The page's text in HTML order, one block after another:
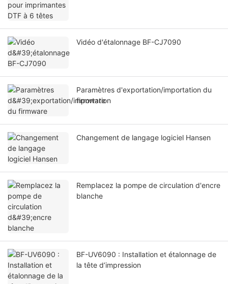
Vidéo d'étalonnage BF-CJ7090
Paramètres d'exportation/importation du
firmware
Changement de langage logiciel Hansen
Remplacez la pompe de circulation d'encre
blanche
BF-UV6090 : Installation et étalonnage de
la tête d’impression